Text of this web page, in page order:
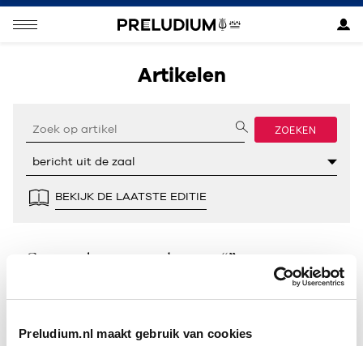
Preludium.nl maakt gebruik van cookies
Artikelen
ZOEKEN
BEKIJK DE LAATSTE EDITIE
Geen resultaten gevonden voor “”.